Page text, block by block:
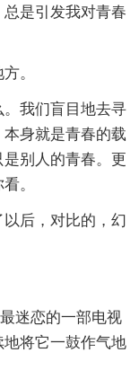
是引发我对青春
。
我们盲目地去寻
身就是青春的载
别人的青春。更
。
后，对比的，幻
迷恋的一部电视
将它一鼓作气地